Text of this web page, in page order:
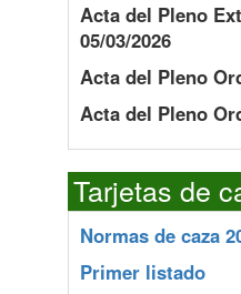
Acta del Pleno
05/03/2026
Acta del Pleno
Acta del Pleno
Tarjetas de
Normas de caza
Primer listado